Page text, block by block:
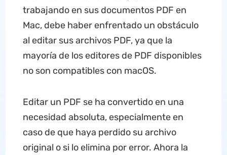
trabajando en sus documentos PDF en
Mac, debe haber enfrentado un obstáculo
al editar sus archivos PDF, ya que la
mayoría de los editores de PDF disponibles
no son compatibles con macOS.
Editar un PDF se ha convertido en una
necesidad absoluta, especialmente en
caso de que haya perdido su archivo
original o si lo elimina por error. Ahora la